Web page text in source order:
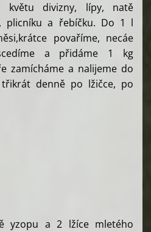
květu divizny, lípy, natě
plicníku a řebíčku. Do 1 l
povaříme, necáe
a přidáme 1 kg
zamícháme a nalijeme do
denně po lžičce, po
yzopu a 2 lžíce mletého